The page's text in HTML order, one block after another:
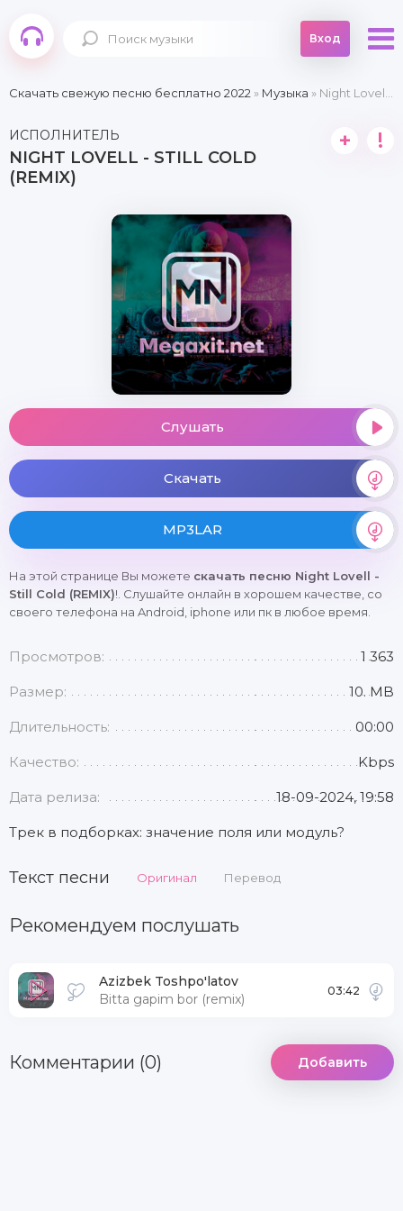
Вход
Скачать свежую песню бесплатно 2022 » Музыка » Night Lovell - Still Cold (REMIX)
ИСПОЛНИТЕЛЬ
NIGHT LOVELL - STILL COLD
(REMIX)
+ !
Слушать
Скачать
MP3LAR
На этой странице Вы можете скачать песню Night Lovell -
Still Cold (REMIX)!. Слушайте онлайн в хорошем качестве, со
своего телефона на Android, iphone или пк в любое время.
Просмотров: 1 363
Размер: 10. MB
Длительность: 00:00
Качество: Kbps
Дата релиза: 18-09-2024, 19:58
Трек в подборках: значение поля или модуль?
Текст песни Оригинал Перевод
Рекомендуем послушать
Azizbek Toshpo'latov
Bitta gapim bor (remix)
03:42
Комментарии (0) Добавить